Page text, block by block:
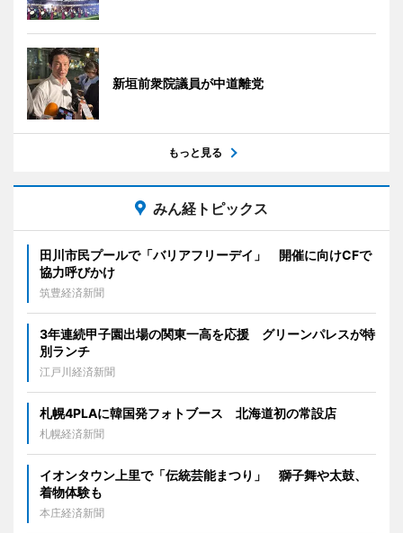
新垣前衆院議員が中道離党
もっと見る
みん経トピックス
田川市民プールで「バリアフリーデイ」 開催に向けCFで
協力呼びかけ
筑豊経済新聞
3年連続甲子園出場の関東一高を応援 グリーンパレスが特
別ランチ
江戸川経済新聞
札幌4PLAに韓国発フォトブース 北海道初の常設店
札幌経済新聞
イオンタウン上里で「伝統芸能まつり」 獅子舞や太鼓、
着物体験も
本庄経済新聞